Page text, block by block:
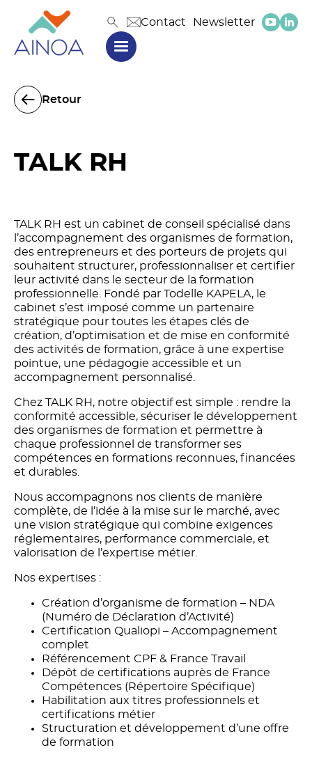
Contact Newsletter
Retour
TALK RH
TALK RH est un cabinet de conseil spécialisé dans
l’accompagnement des organismes de formation,
des entrepreneurs et des porteurs de projets qui
souhaitent structurer, professionnaliser et certifier
leur activité dans le secteur de la formation
professionnelle. Fondé par Todelle KAPELA, le
cabinet s’est imposé comme un partenaire
stratégique pour toutes les étapes clés de
création, d’optimisation et de mise en conformité
des activités de formation, grâce à une expertise
pointue, une pédagogie accessible et un
accompagnement personnalisé.
Chez TALK RH, notre objectif est simple : rendre la
conformité accessible, sécuriser le développement
des organismes de formation et permettre à
chaque professionnel de transformer ses
compétences en formations reconnues, financées
et durables.
Nous accompagnons nos clients de manière
complète, de l’idée à la mise sur le marché, avec
une vision stratégique qui combine exigences
réglementaires, performance commerciale, et
valorisation de l’expertise métier.
Nos expertises :
Création d’organisme de formation – NDA
(Numéro de Déclaration d’Activité)
Certification Qualiopi – Accompagnement
complet
Référencement CPF & France Travail
Dépôt de certifications auprès de France
Compétences (Répertoire Spécifique)
Habilitation aux titres professionnels et
certifications métier
Structuration et développement d’une offre
de formation